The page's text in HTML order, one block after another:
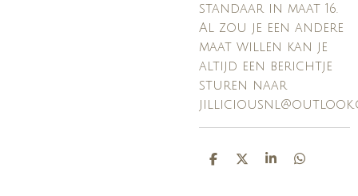
standaar in maat 16.
Al zou je een andere
maat willen kan je
altijd een berichtje
sturen naar
D
D
S
D